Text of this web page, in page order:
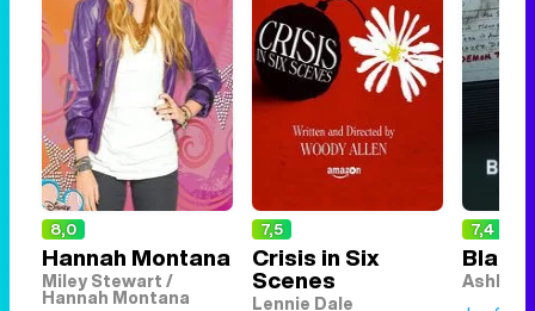
8,0
Hannah Montana
Miley Stewart /
Hannah Montana
7,5
Crisis in Six
Scenes
Lennie Dale
7,4
Black
Ashley